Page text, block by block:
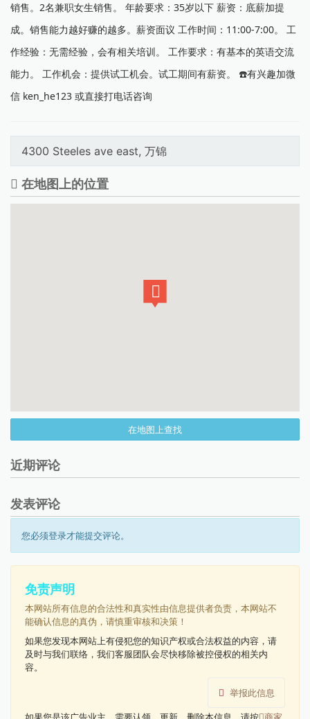
销售。2名兼职女生销售。 年龄要求：35岁以下 薪资：底薪加提
成。销售能力越好赚的越多。薪资面议 工作时间：11:00-7:00。 工
作经验：无需经验，会有相关培训。 工作要求：有基本的英语交流
能力。 工作机会：提供试工机会。试工期间有薪资。 ☎️有兴趣加微
信 ken_he123 或直接打电话咨询
4300 Steeles ave east, 万锦
在地图上的位置
在地图上查找
近期评论
发表评论
您必须登录才能提交评论。
免责声明
本网站所有信息的合法性和真实性由信息提供者负责，本网站不
能确认信息的真伪，请慎重审核和决策！
如果您发现本网站上有侵犯您的知识产权或合法权益的内容，请
及时与我们联络，我们客服团队会尽快移除被控侵权的相关内
容。
举报此信息